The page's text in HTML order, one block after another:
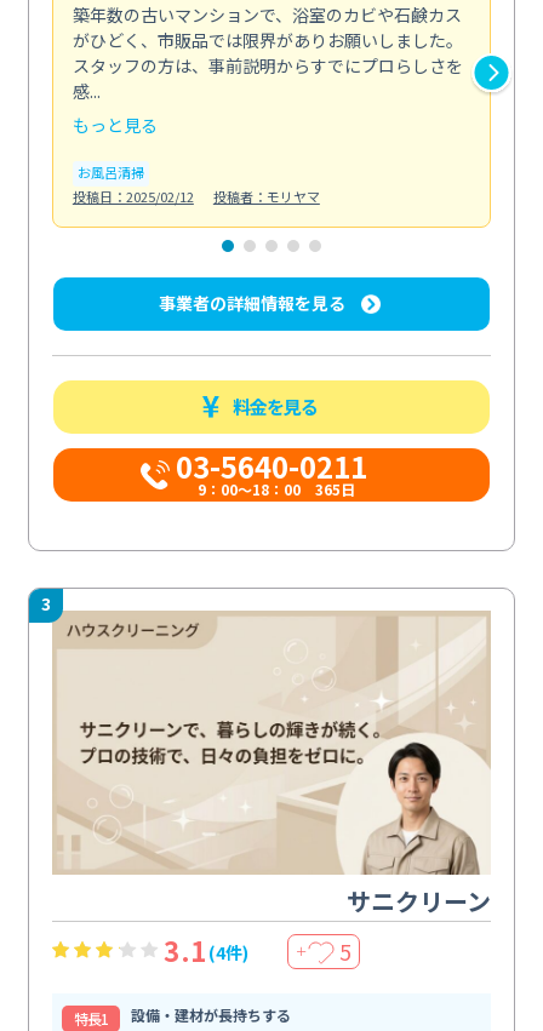
築年数の古いマンションで、浴室のカビや石鹸カス
がひどく、市販品では限界がありお願いしました。
スタッフの方は、事前説明からすでにプロらしさを
感...
もっと見る
お風呂清掃
投稿日：2025/02/12
投稿者：モリヤマ
事業者の詳細情報を見る
料金を見る
03-5640-0211
9：00～18：00 365日
3
サニクリーン
3.1 (4件) ＋ 5
特⻑1
設備・建材が長持ちする